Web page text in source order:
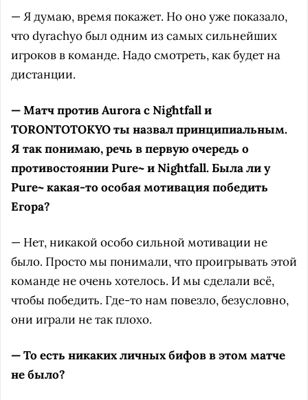
— Я думаю, время покажет. Но оно уже показало,
что dyrachyo был одним из самых сильнейших
игроков в команде. Надо смотреть, как будет на
дистанции.
— Матч против Aurora с Nightfall и
TORONTOTOKYO ты назвал принципиальным.
Я так понимаю, речь в первую очередь о
противостоянии Pure~ и Nightfall. Была ли у
Pure~ какая-то особая мотивация победить
Егора?
— Нет, никакой особо сильной мотивации не
было. Просто мы понимали, что проигрывать этой
команде не очень хотелось. И мы сделали всё,
чтобы победить. Где-то нам повезло, безусловно,
они играли не так плохо.
— То есть никаких личных бифов в этом матче
не было?